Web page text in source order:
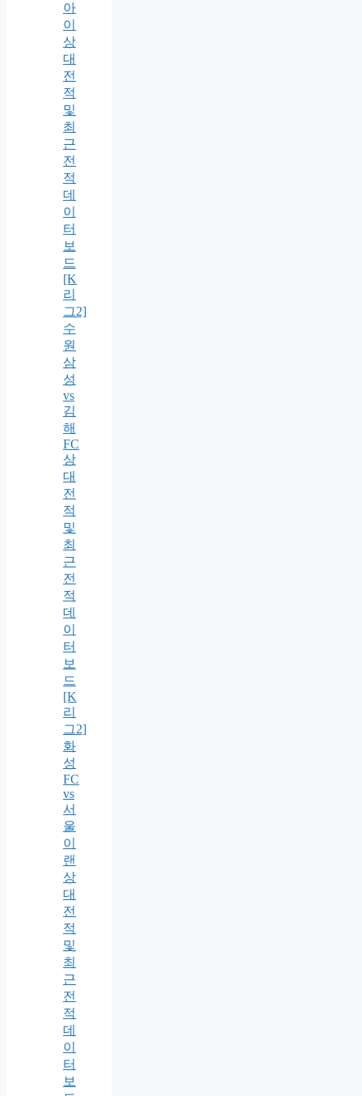
아
이
상
대
전
적
및
최
근
전
적
데
이
터
보
드
[K
리
그2]
수
원
삼
성
vs
김
해
FC
상
대
전
적
및
최
근
전
적
데
이
터
보
드
[K
리
그2]
화
성
FC
vs
서
울
이
랜
상
대
전
적
및
최
근
전
적
데
이
터
보